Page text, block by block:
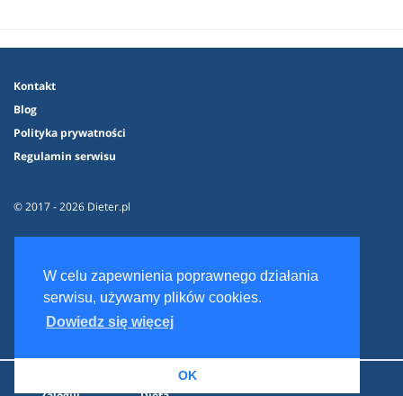
W celu zapewnienia poprawnego działania
serwisu, używamy plików cookies.
Dowiedz się więcej
OK
Kontakt
Blog
Polityka prywatności
Regulamin serwisu
© 2017 - 2026 Dieter.pl